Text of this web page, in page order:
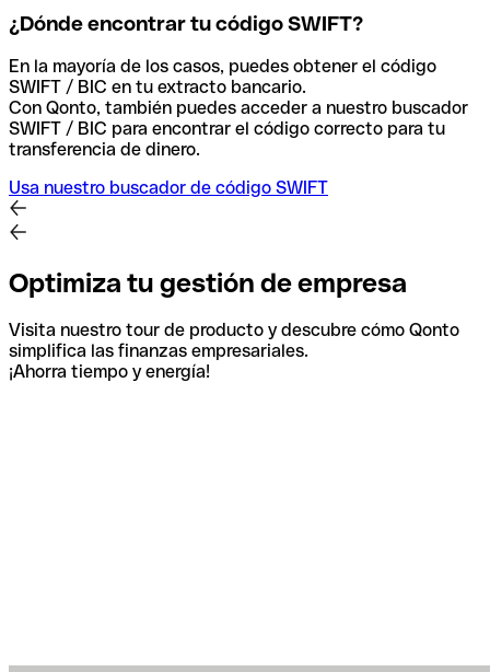
¿Dónde encontrar tu código SWIFT?
En la mayoría de los casos, puedes obtener el código
SWIFT / BIC en tu extracto bancario.
Con Qonto, también puedes acceder a nuestro buscador
SWIFT / BIC para encontrar el código correcto para tu
transferencia de dinero.
Usa nuestro buscador de código SWIFT
Optimiza tu gestión de empresa
Visita nuestro tour de producto y descubre cómo Qonto
simplifica las finanzas empresariales.
¡Ahorra tiempo y energía!